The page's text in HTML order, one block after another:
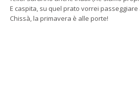
E caspita, su quel prato vorrei passeggiare
Chissà, la primavera è alle porte!